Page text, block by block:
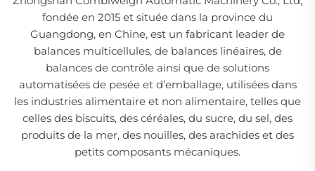
fondée en 2015 et située dans la province du
Guangdong, en Chine, est un fabricant leader de
balances multicellules, de balances linéaires, de
balances de contrôle ainsi que de solutions
automatisées de pesée et d’emballage, utilisées dans
les industries alimentaire et non alimentaire, telles que
celles des biscuits, des céréales, du sucre, du sel, des
produits de la mer, des nouilles, des arachides et des
petits composants mécaniques.